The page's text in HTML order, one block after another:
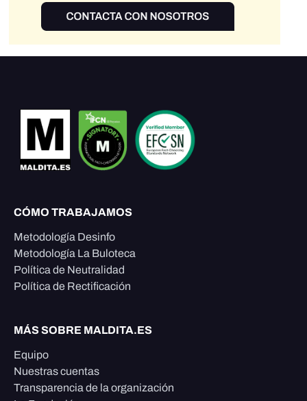
CÓMO TRABAJAMOS
Metodología Desinfo
Metodología La Buloteca
Política de Neutralidad
Política de Rectificación
MÁS SOBRE MALDITA.ES
Equipo
Nuestras cuentas
Transparencia de la organización